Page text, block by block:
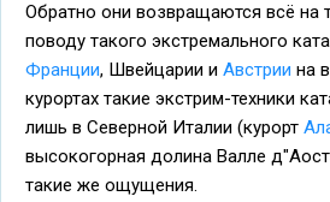
Обратно они возвращаются всё на
поводу такого экстремального
Франции, Швейцарии и Австрии на
курортах такие экстрим-техники
лишь в Северной Италии (курорт
высокогорная долина Валле
такие же ощущения.